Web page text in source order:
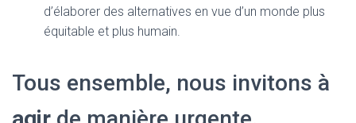
d’élaborer des alternatives en vue d’un monde plus
équitable et plus humain.
Tous ensemble, nous invitons à